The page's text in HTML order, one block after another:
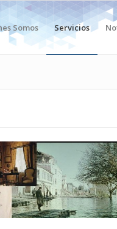
Somos Servicios